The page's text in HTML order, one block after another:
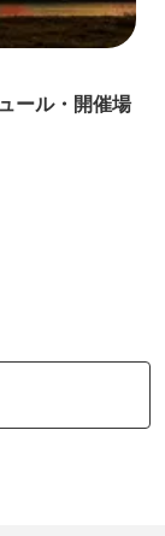
ール・開催場